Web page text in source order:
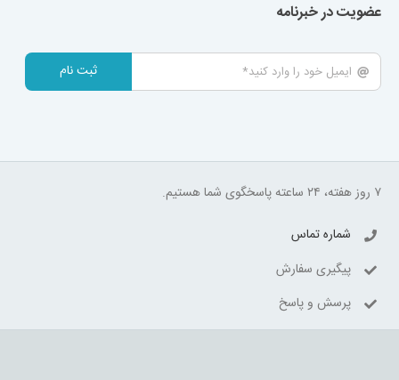
عضویت در خبرنامه
ثبت نام
۷ روز هفته، ۲۴ ساعته پاسخگوی شما هستیم.
شماره تماس
پیگیری سفارش
پرسش و پاسخ